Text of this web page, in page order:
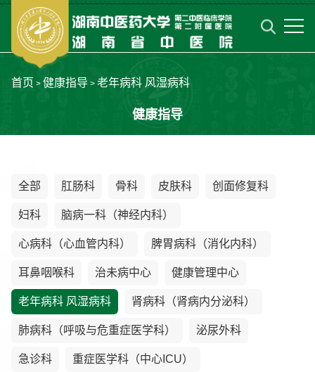
首页 > 健康指导> 老年病科 风湿病科
健康指导
全部 肛肠科 骨科 皮肤科 创面修复科
妇科 脑病一科（神经内科）
心病科（心血管内科） 脾胃病科（消化内科）
耳鼻咽喉科 治未病中心 健康管理中心
老年病科 风湿病科 肾病科（肾病内分泌科）
肺病科（呼吸与危重症医学科） 泌尿外科
急诊科 重症医学科（中心ICU）